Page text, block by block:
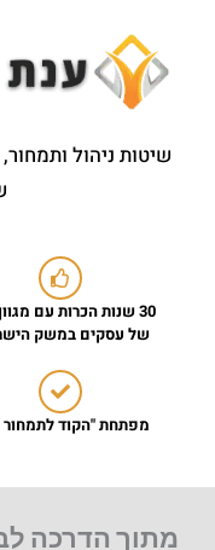
שיטות ניהול
30 שנות הכרות עם
של עסקים במשק
מפתחת "הקוד לתמחור
מתוך הדרכה